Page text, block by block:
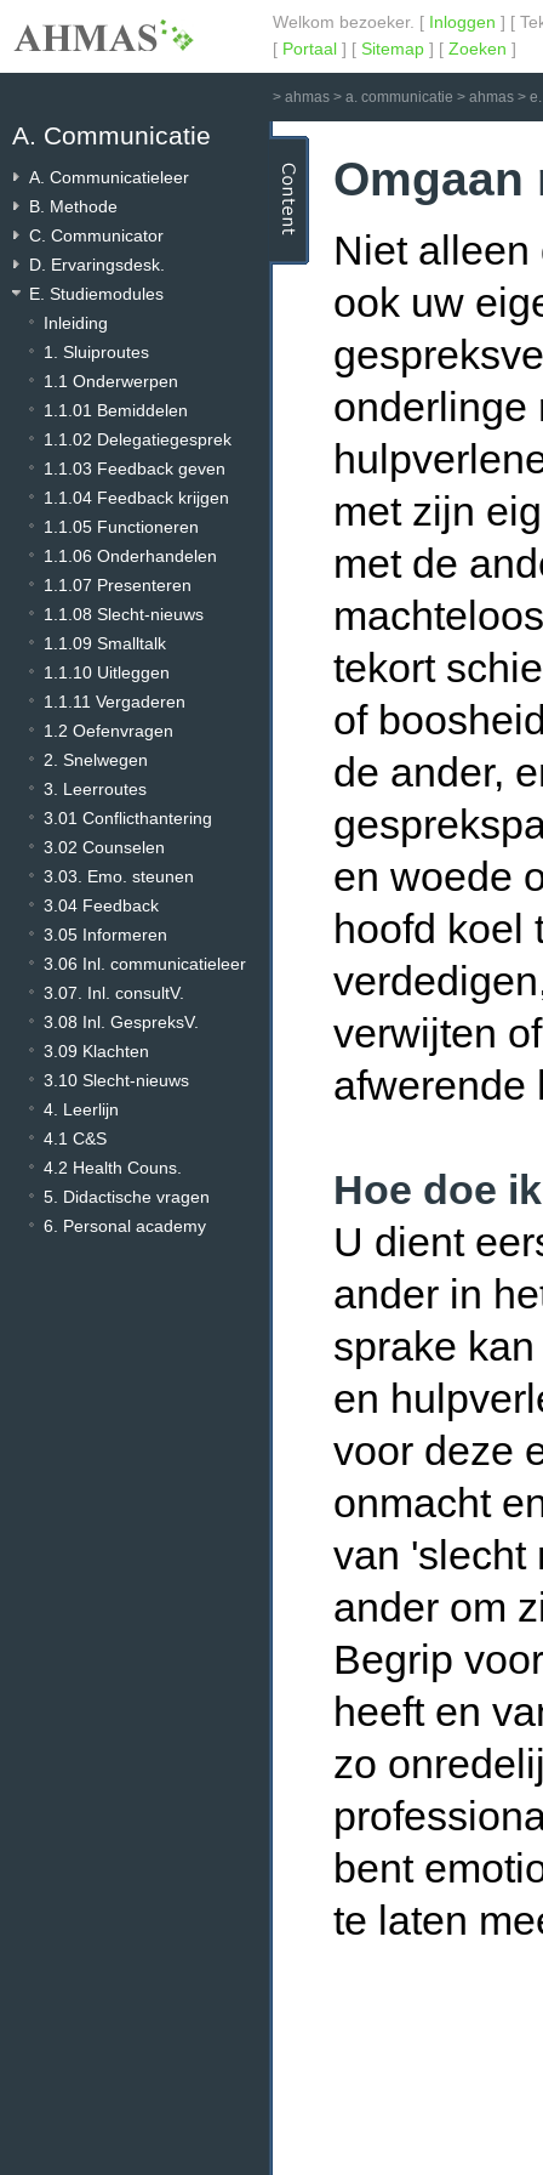
Welkom bezoeker. [ Inloggen ] [
[ Portaal ] [ Sitemap ] [ Zoeken ]
> ahmas > a. communicatie > ahmas >
A. Communicatie
A. Communicatieleer
B. Methode
C. Communicator
D. Ervaringsdesk.
E. Studiemodules
Inleiding
1. Sluiproutes
1.1 Onderwerpen
1.1.01 Bemiddelen
1.1.02 Delegatiegesprek
1.1.03 Feedback geven
1.1.04 Feedback krijgen
1.1.05 Functioneren
1.1.06 Onderhandelen
1.1.07 Presenteren
1.1.08 Slecht-nieuws
1.1.09 Smalltalk
1.1.10 Uitleggen
1.1.11 Vergaderen
1.2 Oefenvragen
2. Snelwegen
3. Leerroutes
3.01 Conflicthantering
3.02 Counselen
3.03. Emo. steunen
3.04 Feedback
3.05 Informeren
3.06 Inl. communicatieleer
3.07. Inl. consultV.
3.08 Inl. GespreksV.
3.09 Klachten
3.10 Slecht-nieuws
4. Leerlijn
4.1 C&S
4.2 Health Couns.
5. Didactische vragen
6. Personal academy
Omgaan
Niet alleen
ook uw
onderlinge
met zijn
met de
tekort
of
de ander,
en woede
hoofd koel
verwijten
afwerende
Hoe doe
U dient
ander in
sprake
en
voor deze
onmacht
van 'slecht
ander om
Begrip
heeft en
zo
bent
te laten